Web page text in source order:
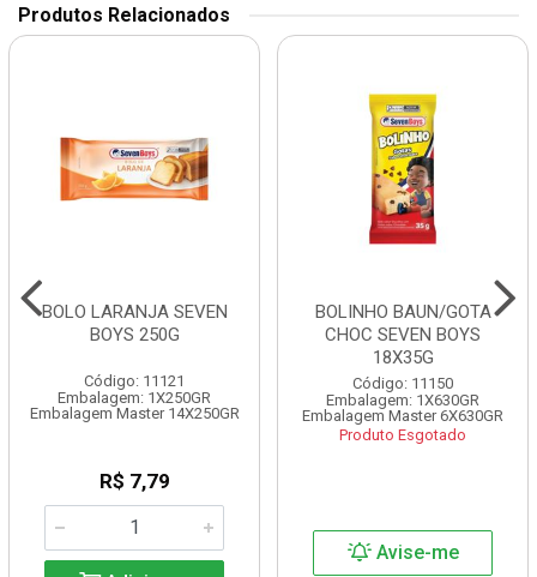
Produtos Relacionados
BOLO LARANJA SEVEN
BOYS 250G
Código: 11121
Embalagem: 1X250GR
Embalagem Master 14X250GR
R$ 7,79
BOLINHO BAUN/GOTA
CHOC SEVEN BOYS
18X35G
Código: 11150
Embalagem: 1X630GR
Embalagem Master 6X630GR
Produto Esgotado
Avise-me